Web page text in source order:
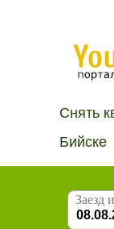
Снять
Бийске
Заезд